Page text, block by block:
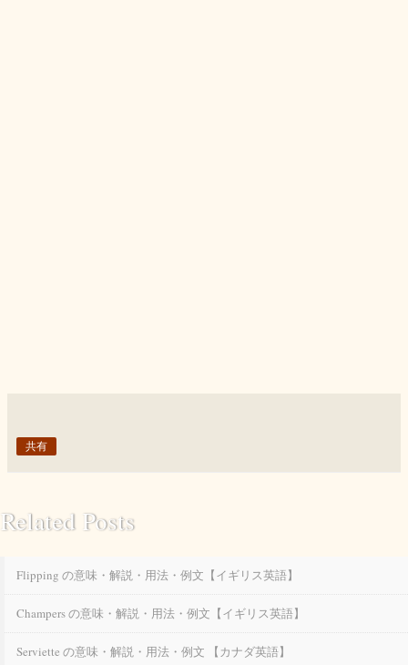
共有
Related Posts
Flipping の意味・解説・用法・例文【イギリス英語】
Champers の意味・解説・用法・例文【イギリス英語】
Serviette の意味・解説・用法・例文 【カナダ英語】